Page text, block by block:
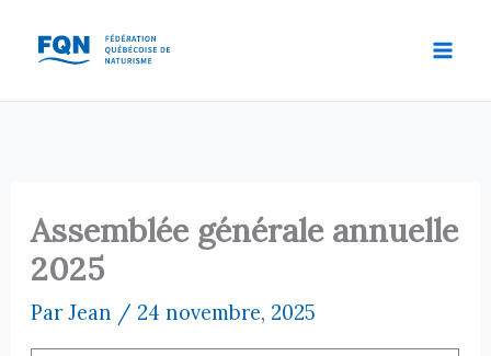
contenu
Assemblée générale annuelle
2025
ParJean / 24 novembre, 2025